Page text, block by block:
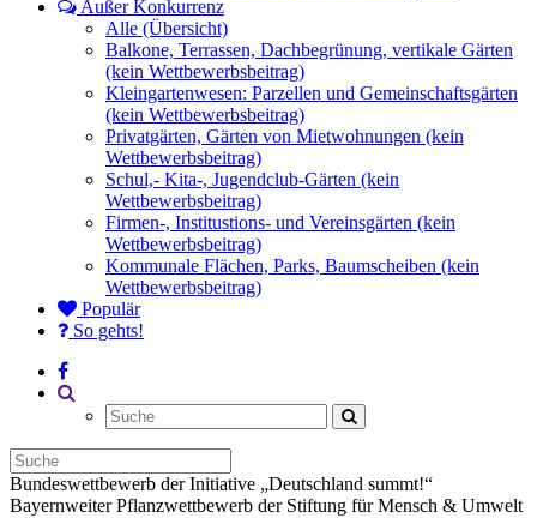
Außer Konkurrenz
Alle (Übersicht)
Balkone, Terrassen, Dachbegrünung, vertikale Gärten
(kein Wettbewerbsbeitrag)
Kleingartenwesen: Parzellen und Gemeinschaftsgärten
(kein Wettbewerbsbeitrag)
Privatgärten, Gärten von Mietwohnungen (kein
Wettbewerbsbeitrag)
Schul,- Kita-, Jugendclub-Gärten (kein
Wettbewerbsbeitrag)
Firmen-, Institustions- und Vereinsgärten (kein
Wettbewerbsbeitrag)
Kommunale Flächen, Parks, Baumscheiben (kein
Wettbewerbsbeitrag)
Populär
So gehts!
Bundeswettbewerb der Initiative „Deutschland summt!“
Bayernweiter Pflanzwettbewerb der Stiftung für Mensch & Umwelt